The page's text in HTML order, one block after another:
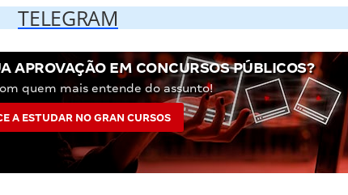
TELEGRAM
APROVAÇÃO EM CONCURSOS PÚBLICOS?
quem mais entende do assunto!
A ESTUDAR NO GRAN CURSOS